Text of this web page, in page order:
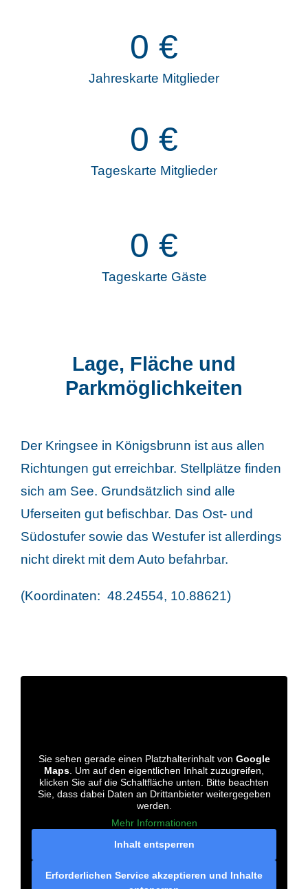
0 €
Jahreskarte Mitglieder
0 €
Tageskarte Mitglieder
0 €
Tageskarte Gäste
Lage, Fläche und
Parkmöglichkeiten
Der Kringsee in Königsbrunn ist aus allen
Richtungen gut erreichbar. Stellplätze finden
sich am See. Grundsätzlich sind alle
Uferseiten gut befischbar. Das Ost- und
Südostufer sowie das Westufer ist allerdings
nicht direkt mit dem Auto befahrbar.
(Koordinaten: 48.24554, 10.88621)
Sie sehen gerade einen Platzhalterinhalt von Google
Maps. Um auf den eigentlichen Inhalt zuzugreifen,
klicken Sie auf die Schaltfläche unten. Bitte beachten
Sie, dass dabei Daten an Drittanbieter weitergegeben
werden.
Mehr Informationen
Inhalt entsperren
Erforderlichen Service akzeptieren und Inhalte